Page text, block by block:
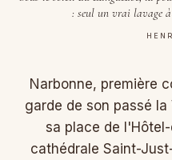
: seul un vrai lavage
Narbonne, première
garde de son passé
sa place de
cathédrale Saint-